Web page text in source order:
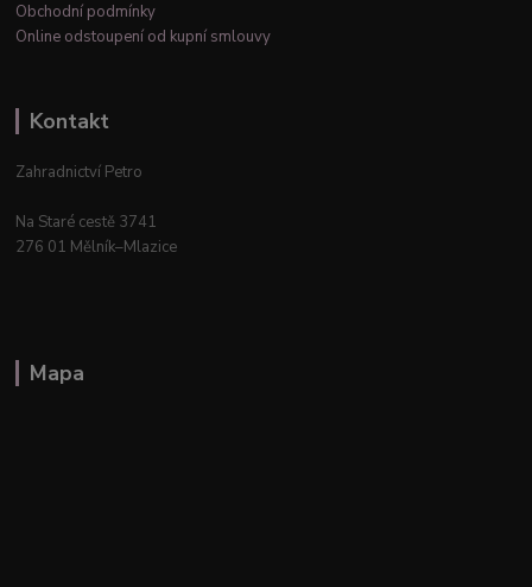
Obchodní podmínky
Online odstoupení od kupní smlouvy
Kontakt
Zahradnictví Petro
Na Staré cestě 3741
276 01 Mělník–Mlazice
Mapa